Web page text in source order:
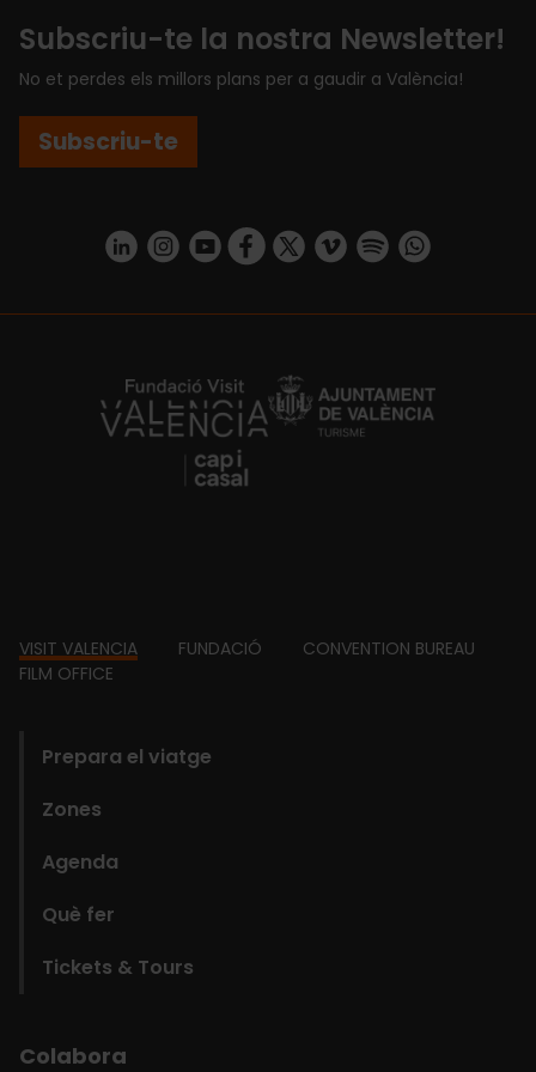
Subscriu-te la nostra Newsletter!
No et perdes els millors plans per a gaudir a València!
Subscriu-te
https://www.linkedin.com/company/turismo-valencia/mycompany/
https://www.instagram.com/visit_valencia/
https://www.youtube.com/user/
https://www.facebook.com/
https://twitter.com/
https://vimeo.com/
https://https://api.whatsapp.com/
https://fundacion.visitvalencia.com/
Footer
VISIT VALENCIA FUNDACIÓ
CONVENTION BUREAU
FILM OFFICE
Prepara el viatge
Zones
Agenda
Què fer
Tickets & Tours
Colabora